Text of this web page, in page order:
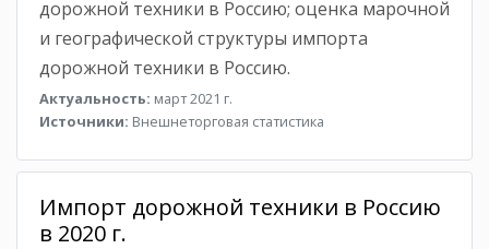
дорожной техники в Россию; оценка марочной
и географической структуры импорта
дорожной техники в Россию.
Актуальность: март 2021 г.
Источники: Внешнеторговая статистика
Импорт дорожной техники в Россию
в 2020 г.